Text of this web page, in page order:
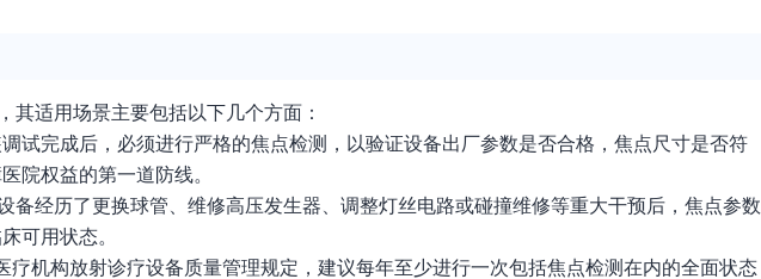
其适用场景主要包括以下几个方面：
试完成后，必须进行严格的焦点检测，以验证设备出厂参数是否合格，焦点尺寸是否符
院权益的第一道防线。
备经历了更换球管、维修高压发生器、调整灯丝电路或碰撞维修等重大干预后，焦点参数
可用状态。
机构放射诊疗设备质量管理规定，建议每年至少进行一次包括焦点检测在内的全面状态